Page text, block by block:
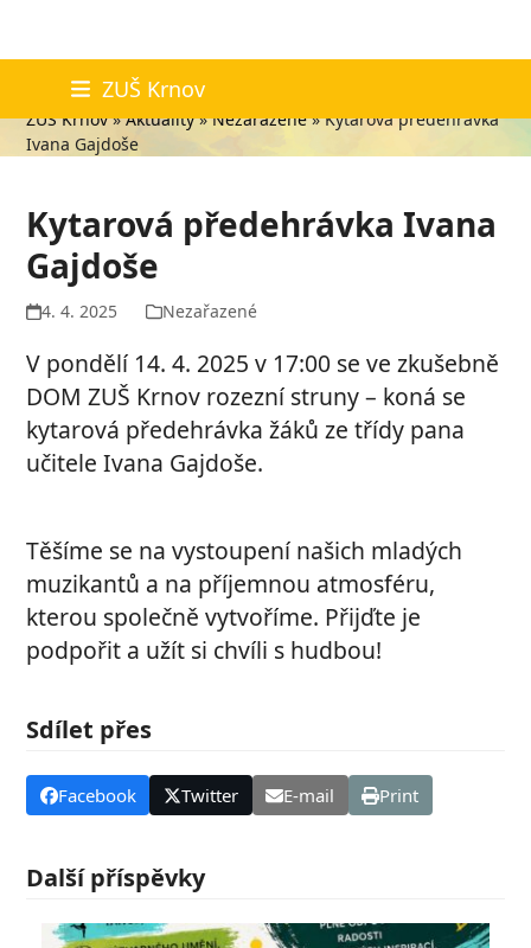
content
ZUŠ Krnov
Aktuality
ZUŠ Krnov»Aktuality»Nezařazené»Kytarová předehrávka
Ivana Gajdoše
Kytarová předehrávka Ivana
Gajdoše
4. 4. 2025 Nezařazené
V pondělí 14. 4. 2025 v 17:00 se ve zkušebně
DOM ZUŠ Krnov rozezní struny – koná se
kytarová předehrávka žáků ze třídy pana
učitele Ivana Gajdoše.
Těšíme se na vystoupení našich mladých
muzikantů a na příjemnou atmosféru,
kterou společně vytvoříme. Přijďte je
podpořit a užít si chvíli s hudbou!
Sdílet přes
Facebook Twitter E-mail Print
Další příspěvky